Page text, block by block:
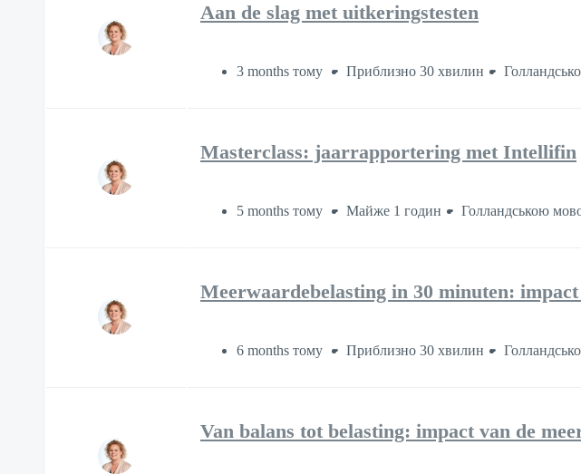
Aan de slag met uitkeringstesten
3 months тому Приблизно 30 хвилин
Masterclass: jaarrapportering met Intellifin
5 months тому Майже 1 годин Голландською
Meerwaardebelasting in 30 minuten:
6 months тому Приблизно 30 хвилин
Van balans tot belasting: impact van de